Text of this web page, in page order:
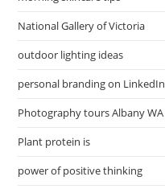
National Gallery of Victoria
outdoor lighting ideas
personal branding on LinkedIn
Photography tours Albany WA
Plant protein is
power of positive thinking